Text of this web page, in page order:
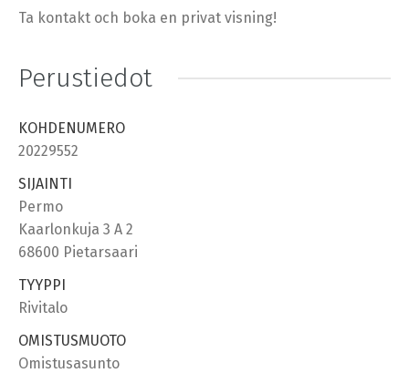
Ta kontakt och boka en privat visning!
Perustiedot
KOHDENUMERO
20229552
SIJAINTI
Permo
Kaarlonkuja 3 A 2
68600 Pietarsaari
TYYPPI
Rivitalo
OMISTUSMUOTO
Omistusasunto